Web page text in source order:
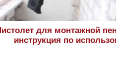
для монтажной
инструкция по